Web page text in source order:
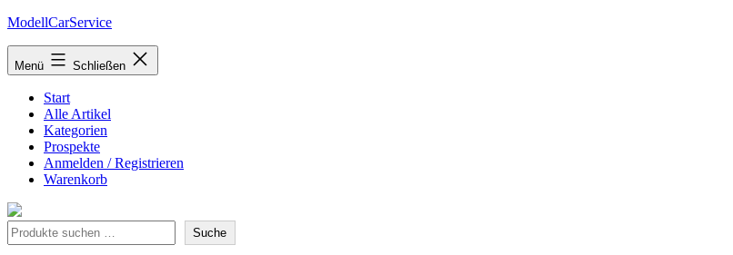
Zum
springen
ModellCarService
Menü Schließen
Start
Alle Artikel
Kategorien
Prospekte
Anmelden / Registrieren
Warenkorb
Suche Suche